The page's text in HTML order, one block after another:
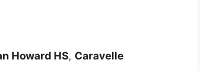
Howard HS, Caravelle